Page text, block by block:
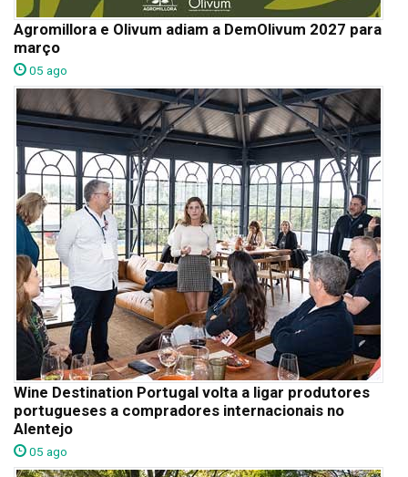
Agromillora e Olivum adiam a DemOlivum 2027 para
março
05 ago
Wine Destination Portugal volta a ligar produtores
portugueses a compradores internacionais no
Alentejo
05 ago